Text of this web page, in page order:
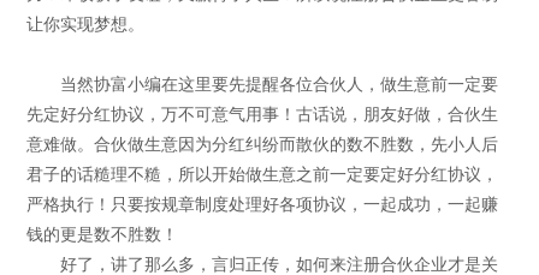
让你实现梦想。
当然协富小编在这里要先提醒各位合伙人，做生意前一定要
先定好分红协议，万不可意气用事！古话说，朋友好做，合伙生
意难做。合伙做生意因为分红纠纷而散伙的数不胜数，先小人后
君子的话糙理不糙，所以开始做生意之前一定要定好分红协议，
严格执行！只要按规章制度处理好各项协议，一起成功，一起赚
钱的更是数不胜数！
好了，讲了那么多，言归正传，如何来注册合伙企业才是关